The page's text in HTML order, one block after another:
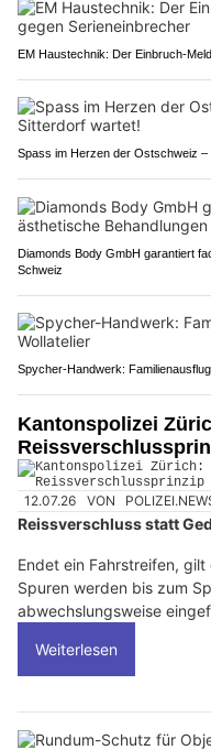
EM Haustechnik: Der Einbruch-
Spass im Herzen der Ostschweiz –
Diamonds Body GmbH garantiert
Schweiz
Spycher-Handwerk:
Kantonspolizei
12.07.26 VON
Reissverschluss statt
Endet ein Fahrstreifen,
Spuren werden bis zum
abwechslungsweise
Weiterlesen